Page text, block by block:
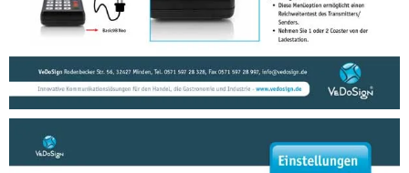
Anleitungen
Anleitung Basic9B Neo